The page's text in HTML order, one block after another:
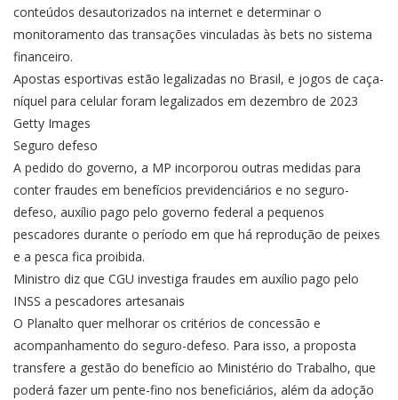
conteúdos desautorizados na internet e determinar o
monitoramento das transações vinculadas às bets no sistema
financeiro.
Apostas esportivas estão legalizadas no Brasil, e jogos de caça-
níquel para celular foram legalizados em dezembro de 2023
Getty Images
Seguro defeso
A pedido do governo, a MP incorporou outras medidas para
conter fraudes em benefícios previdenciários e no seguro-
defeso, auxílio pago pelo governo federal a pequenos
pescadores durante o período em que há reprodução de peixes
e a pesca fica proibida.
Ministro diz que CGU investiga fraudes em auxílio pago pelo
INSS a pescadores artesanais
O Planalto quer melhorar os critérios de concessão e
acompanhamento do seguro-defeso. Para isso, a proposta
transfere a gestão do benefício ao Ministério do Trabalho, que
poderá fazer um pente-fino nos beneficiários, além da adoção